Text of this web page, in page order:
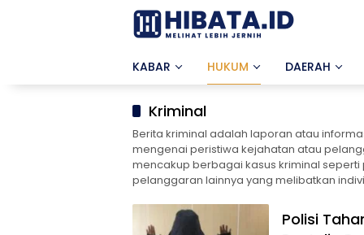
KABAR
HUKUM DAERAH
Kriminal
Berita kriminal adalah laporan atau
mengenai peristiwa kejahatan atau
mencakup berbagai kasus kriminal
pelanggaran lainnya yang melibatkan
Polisi